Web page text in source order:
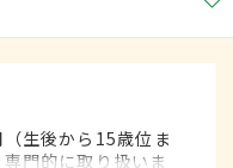
生後から15歳位ま
門的に取り扱いま